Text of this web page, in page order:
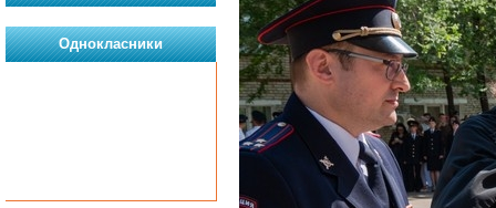
Однокласники